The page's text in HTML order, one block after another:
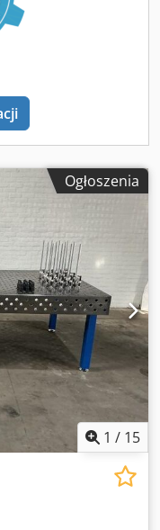
/ wymiary 3000 x
Professional 750
Ogłoszenia
1 / 15